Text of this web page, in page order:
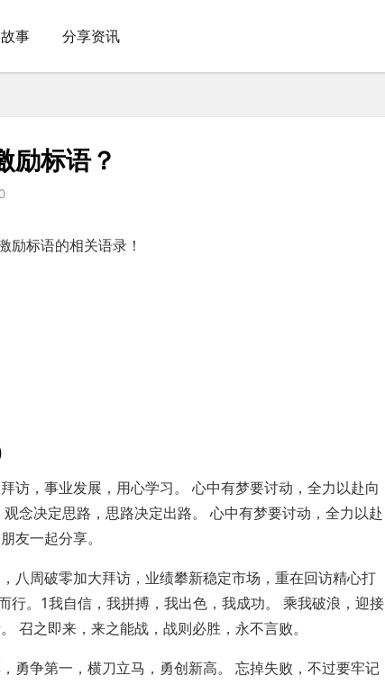
事 分享资讯
励标语？
励标语的相关语录！
访，事业发展，用心学习。 心中有梦要讨动，全力以赴向
念决定思路，思路决定出路。 心中有梦要讨动，全力以赴
友一起分享。
八周破零加大拜访，业绩攀新稳定市场，重在回访精心打
行。1我自信，我拼搏，我出色，我成功。 乘我破浪，迎接
召之即来，来之能战，战则必胜，永不言败。
勇争第一，横刀立马，勇创新高。 忘掉失败，不过要牢记